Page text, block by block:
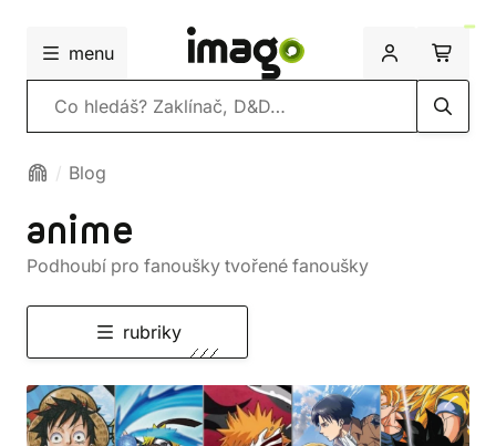
menu
Vyhledávání
Blog
anime
Podhoubí pro fanoušky tvořené fanoušky
rubriky